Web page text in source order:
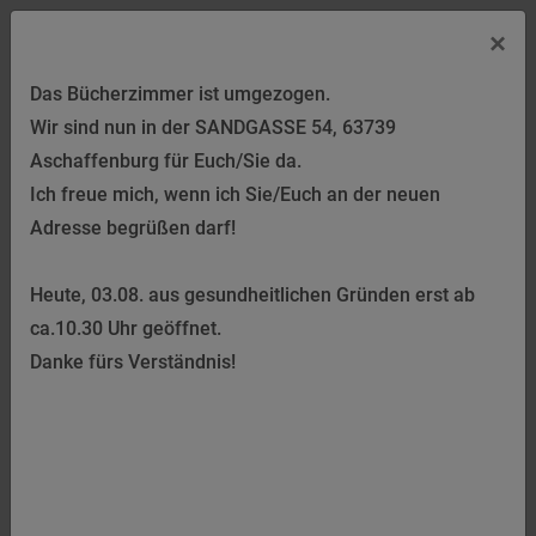
Impressum
Marion Keller
Bücherzimmer
Sandgasse 54
Kontakt
Telefon: 06021 9210229
×
Das Bücherzimmer ist umgezogen.
Wir sind nun in der SANDGASSE 54, 63739
Aschaffenburg für Euch/Sie da.
Ich freue mich, wenn ich Sie/Euch an der neuen
Adresse begrüßen darf!
Heute, 03.08. aus gesundheitlichen Gründen erst ab
ca.10.30 Uhr geöffnet.
Danke fürs Verständnis!